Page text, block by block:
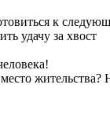
к
удачу за хвост
жительства?